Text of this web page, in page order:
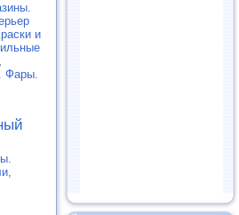
и
,
Фары.